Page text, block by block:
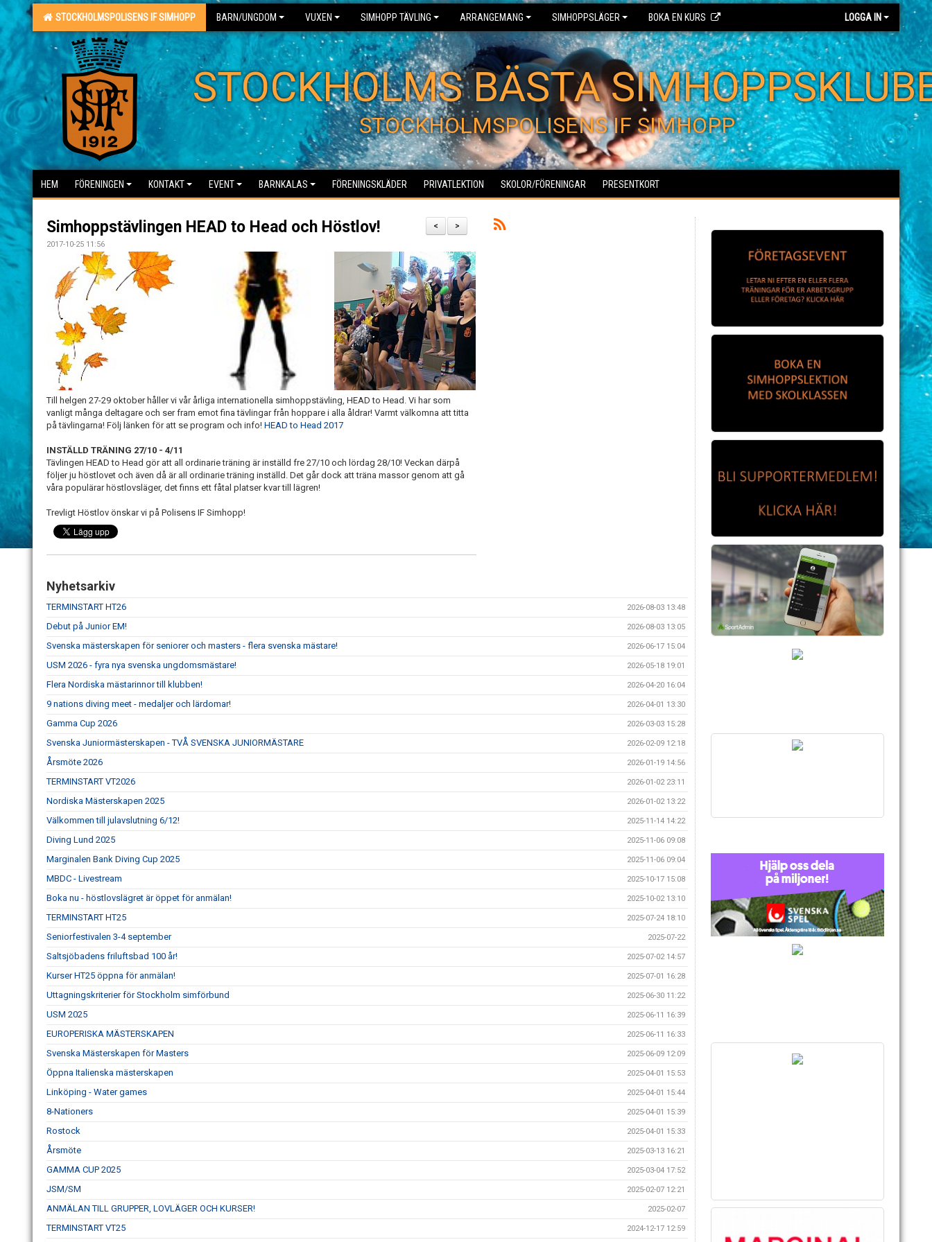
STOCKHOLMSPOLISENS IF SIMHOPP BARN/UNGDOM VUXEN SIMHOPP TÄVLING ARRANGEMANG SIMHOPPSLÄGER BOKA EN KURS LOGGA IN
STOCKHOLMS BÄSTA
STOCKHOLMSPOLISENS IF SIMHOPP
HEM FÖRENINGEN KONTAKT EVENT BARNKALAS FÖRENINGSKLÄDER PRIVATLEKTION SKOLOR/FÖRENINGAR PRESENTKORT
>
<
Simhoppstävlingen HEAD to Head och Höstlov!
2017-10-25 11:56
Till helgen 27-29 oktober håller vi vår årliga internationella simhoppstävling, HEAD to Head. Vi har som
vanligt många deltagare och ser fram emot fina tävlingar från hoppare i alla åldrar! Varmt välkomna att titta
på tävlingarna! Följ länken för att se program och info! HEAD to Head 2017
INSTÄLLD TRÄNING 27/10 - 4/11
Tävlingen HEAD to Head gör att all ordinarie träning är inställd fre 27/10 och lördag 28/10! Veckan därpå
följer ju höstlovet och även då är all ordinarie träning inställd. Det går dock att träna massor genom att gå
våra populärar höstlovsläger, det finns ett fåtal platser kvar till lägren!
Trevligt Höstlov önskar vi på Polisens IF Simhopp!
Nyhetsarkiv
TERMINSTART HT26 2026-08-03 13:48
Debut på Junior EM! 2026-08-03 13:05
Svenska mästerskapen för seniorer och masters - flera svenska mästare! 2026-06-17 15:04
USM 2026 - fyra nya svenska ungdomsmästare! 2026-05-18 19:01
Flera Nordiska mästarinnor till klubben! 2026-04-20 16:04
9 nations diving meet - medaljer och lärdomar! 2026-04-01 13:30
Gamma Cup 2026 2026-03-03 15:28
Svenska Juniormästerskapen - TVÅ SVENSKA JUNIORMÄSTARE 2026-02-09 12:18
Årsmöte 2026 2026-01-19 14:56
TERMINSTART VT2026 2026-01-02 23:11
Nordiska Mästerskapen 2025 2026-01-02 13:22
Välkommen till julavslutning 6/12! 2025-11-14 14:22
Diving Lund 2025 2025-11-06 09:08
Marginalen Bank Diving Cup 2025 2025-11-06 09:04
MBDC - Livestream 2025-10-17 15:08
Boka nu - höstlovslägret är öppet för anmälan! 2025-10-02 13:10
TERMINSTART HT25 2025-07-24 18:10
Seniorfestivalen 3-4 september 2025-07-22
Saltsjöbadens friluftsbad 100 år! 2025-07-02 14:57
Kurser HT25 öppna för anmälan! 2025-07-01 16:28
Uttagningskriterier för Stockholm simförbund 2025-06-30 11:22
USM 2025 2025-06-11 16:39
EUROPERISKA MÄSTERSKAPEN 2025-06-11 16:33
Svenska Mästerskapen för Masters 2025-06-09 12:09
Öppna Italienska mästerskapen 2025-04-01 15:53
Linköping - Water games 2025-04-01 15:44
8-Nationers 2025-04-01 15:39
Rostock 2025-04-01 15:33
Årsmöte 2025-03-13 16:21
GAMMA CUP 2025 2025-03-04 17:52
JSM/SM 2025-02-07 12:21
ANMÄLAN TILL GRUPPER, LOVLÄGER OCH KURSER! 2025-02-07
TERMINSTART VT25 2024-12-17 12:59